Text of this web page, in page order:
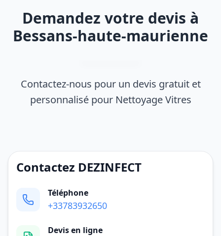
Demandez votre devis à
Bessans-haute-maurienne
Contactez-nous pour un devis gratuit et
personnalisé pour Nettoyage Vitres
Contactez DEZINFECT
Téléphone
+33783932650
Devis en ligne